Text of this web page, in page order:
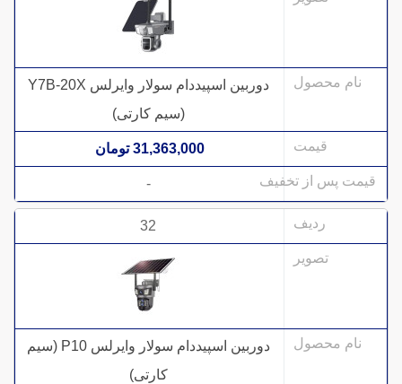
دوربین اسپیددام سولار وایرلس Y7B-20X
(سیم کارتی)
31,363,000 تومان
-
32
دوربین اسپیددام سولار وایرلس P10 (سیم
کارتی)